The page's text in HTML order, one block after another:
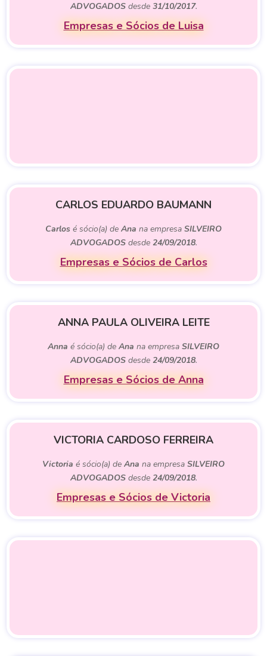
ADVOGADOSdesde 31/10/2017.
Empresas e Sócios de Luisa
CARLOS EDUARDO BAUMANN
Carlos é sócio(a) de Ana na empresa SILVEIRO
ADVOGADOSdesde 24/09/2018.
Empresas e Sócios de Carlos
ANNA PAULA OLIVEIRA LEITE
Anna é sócio(a) de Ana na empresa SILVEIRO
ADVOGADOSdesde 24/09/2018.
Empresas e Sócios de Anna
VICTORIA CARDOSO FERREIRA
Victoria é sócio(a) de Ana na empresa SILVEIRO
ADVOGADOSdesde 24/09/2018.
Empresas e Sócios de Victoria